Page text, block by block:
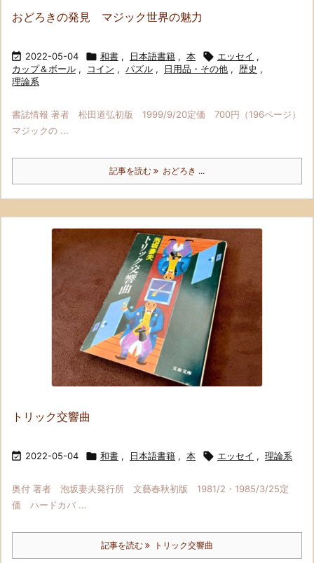
おどろきの発見 マジック世界の魅力
 2022-05-04  和書 , 日本語書籍 , 本  エッセイ ,
カップ＆ボール , コイン , パズル , 日用品・その他 , 歴史 ,
理論系
書誌情報 著者 松田道弘初版 1999/9/20定価 700円（196ページ）
マジックの ...
記事を読む おどろき ...
トリック交響曲
 2022-05-04  和書 , 日本語書籍 , 本  エッセイ , 理論系
奥付 著者 泡坂妻夫発行所 文藝春秋初版 1981/2・1985/3/25定
価 ハードカバ ...
記事を読む トリック交響曲